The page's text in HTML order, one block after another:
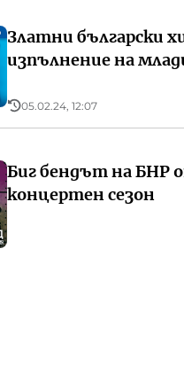
Златни български
изпълнение на
05.02.24, 12:07
Биг бендът на БНР
концертен сезон